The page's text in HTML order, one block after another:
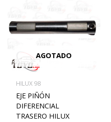
AGOTADO
HILUX 98
EJE PIÑÓN
DIFERENCIAL
TRASERO HILUX